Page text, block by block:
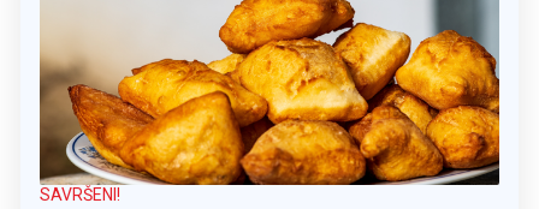
SAVRŠENI!